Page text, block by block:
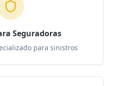
Seguradoras
para sinistros